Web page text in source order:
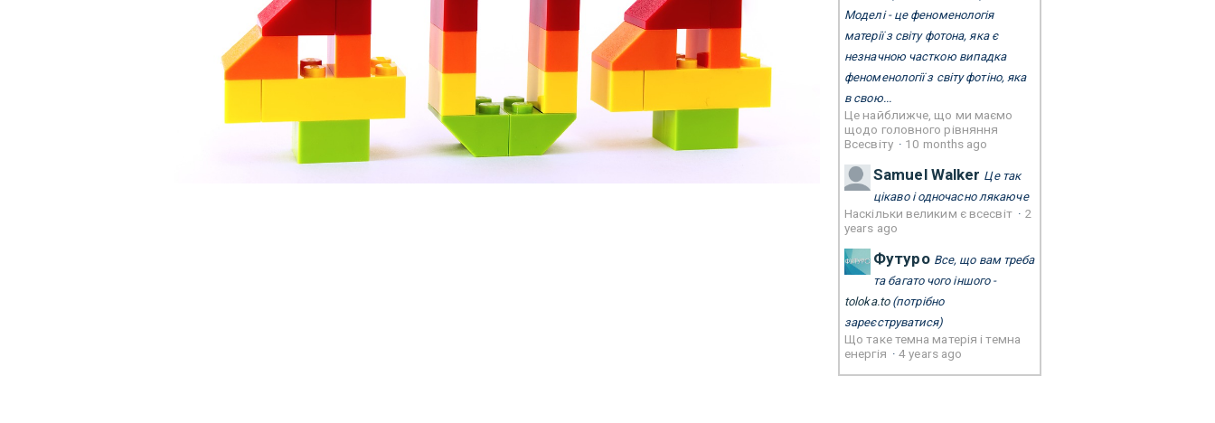
Моделі - це феноменологія
матерії з світу фотона, яка є
незначною часткою випадка
феноменології з світу фотіно, яка
в свою...
Це найближче, що ми маємо
щодо головного рівняння
Всесвіту · 10 months ago
Samuel Walker Це так
цікаво і одночасно лякаюче
Наскільки великим є всесвіт · 2
years ago
Футуро Все, що вам треба
та багато чого іншого -
toloka.to(потрібно
зареєструватися)
Що таке темна матерія і темна
енергія ·4 years ago